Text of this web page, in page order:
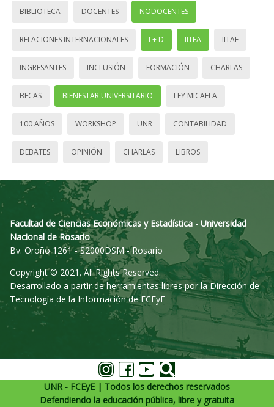
BIBLIOTECA DOCENTES NODOCENTES
RELACIONES INTERNACIONALES I + D IITEA IITAE
INGRESANTES INCLUSIÓN FORMACIÓN CHARLAS
BECAS BIENESTAR UNIVERSITARIO LEY MICAELA
100 AÑOS WORKSHOP UNR CONTABILIDAD
DEBATES OPINIÓN CHARLAS LIBROS
Facultad de Ciencias Económicas y Estadística - Universidad
Nacional de Rosario
Bv. Oroño 1261 - S2000DSM - Rosario
Copyright © 2021. All Rights Reserved.
Desarrollado a partir de herramientas libres por la Dirección de
Tecnología de la Información de FCEyE
UNR - FCEyE | Todos los derechos reservados
Defendiendo la educación pública, libre y gratuita